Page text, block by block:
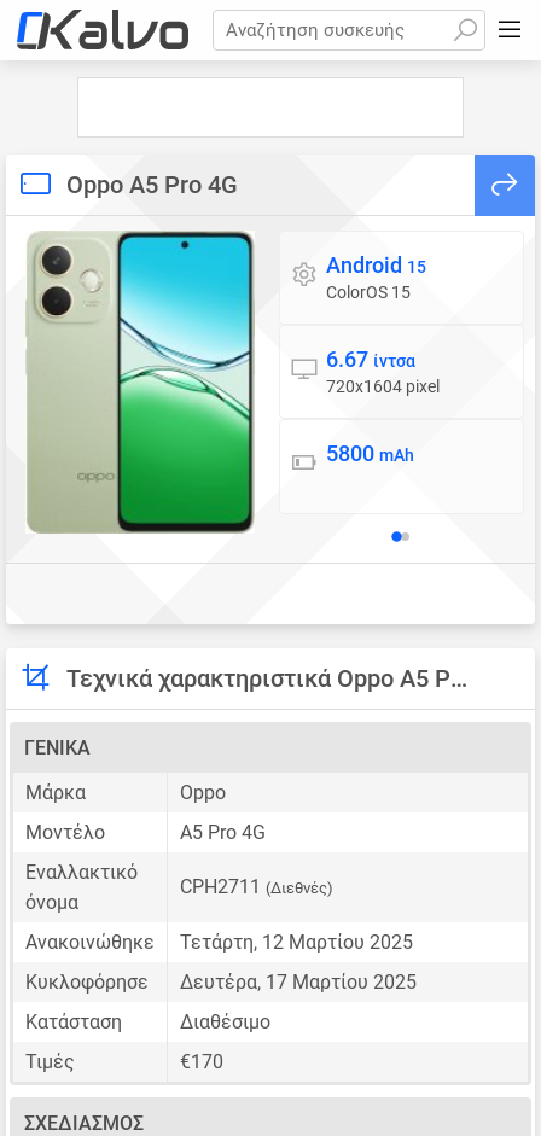
Αναζήτηση συσκευής
Oppo A5 Pro 4G
Λειτουργικό σύστημα
Android 15
ColorOS 15
Οθόνη
6.67 ίντσα
720x1604 pixel
Μπαταρία
5800 mAh
Τεχνικά χαρακτηριστικά Oppo A5 Pro 4G
ΓΕΝΙΚΆ
Μάρκα
Oppo
Μοντέλο
A5 Pro 4G
Εναλλακτικό
όνομα
CPH2711 (Διεθνές)
Ανακοινώθηκε
Τετάρτη, 12 Μαρτίου 2025
Κυκλοφόρησε
Δευτέρα, 17 Μαρτίου 2025
Κατάσταση
Διαθέσιμο
Τιμές
€170
ΣΧΕΔΙΑΣΜΌΣ